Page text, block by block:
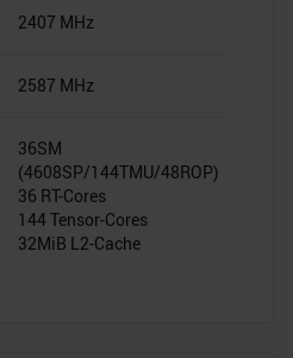
2407 MHz
2587 MHz
36SM
(4608SP/144TMU/48ROP)
36 RT-Cores
144 Tensor-Cores
32MiB L2-Cache